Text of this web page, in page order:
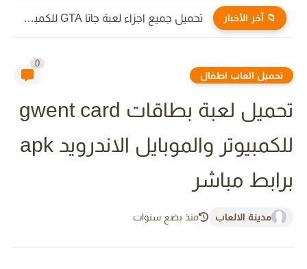
📁 آخر الأخبار تحميل جميع اجزاء لعبة جاتا GTA للكمبيوتر والاندرويد برابط مباشر...
تحميل العاب اطفال
0
تحميل لعبة بطاقات gwent card
للكمبيوتر والموبايل الاندرويد apk
برابط مباشر
مدينة الالعاب منذ بضع سنوات